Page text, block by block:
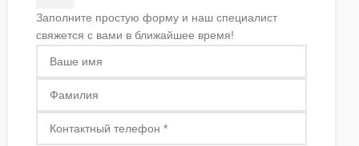
Заполните простую форму и наш специалист
свяжется с вами в ближайшее время!